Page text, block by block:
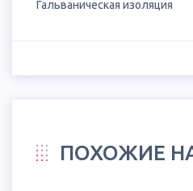
Гальваническая изоляция
ПОХОЖИЕ